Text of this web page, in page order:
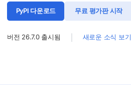
PyPI 다운로드 무료 평가판 시작
버전 26.7.0출시됨 새로운 소식 보기